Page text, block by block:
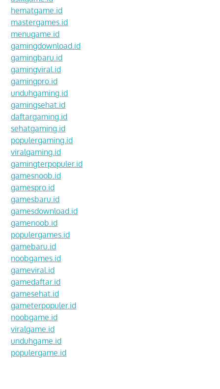
hematgame.id
mastergames.id
menugame.id
gamingdownload.id
gamingbaru.id
gamingviral.id
gamingpro.id
unduhgaming.id
gamingsehat.id
daftargaming.id
sehatgaming.id
populergaming.id
viralgaming.id
gamingterpopuler.id
gamesnoob.id
gamespro.id
gamesbaru.id
gamesdownload.id
gamenoob.id
populergames.id
gamebaru.id
noobgames.id
gameviral.id
gamedaftar.id
gamesehat.id
gameterpopuler.id
noobgame.id
viralgame.id
unduhgame.id
populergame.id